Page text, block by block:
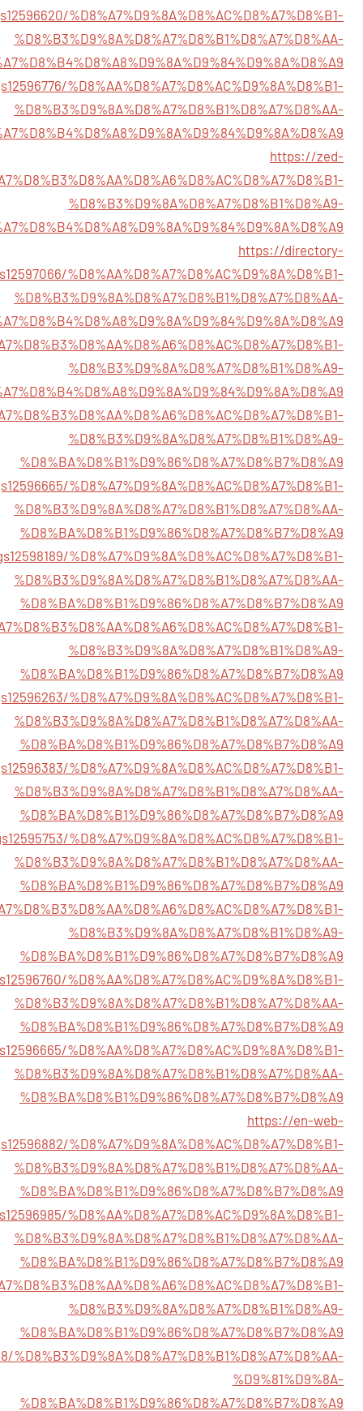
%D8%A7%D9%8A%D8%AC%D8%A7%D8%B1-
%D8%B3%D9%8A%D8%A7%D8%B1%D8%A7%D8%AA-
%D8%AA%D8%A7%D8%AC%D9%8A%D8%B1-
%D8%B3%D9%8A%D8%A7%D8%B1%D8%A7%D8%AA-
https://zed-
%D8%B3%D9%8A%D8%A7%D8%B1%D8%A9-
https://directory-
%D8%AA%D8%A7%D8%AC%D9%8A%D8%B1-
%D8%B3%D9%8A%D8%A7%D8%B1%D8%A7%D8%AA-
%D8%B3%D9%8A%D8%A7%D8%B1%D8%A9-
%D8%B3%D9%8A%D8%A7%D8%B1%D8%A9-
%D8%BA%D8%B1%D9%86%D8%A7%D8%B7%D8%A9
%D8%A7%D9%8A%D8%AC%D8%A7%D8%B1-
%D8%B3%D9%8A%D8%A7%D8%B1%D8%A7%D8%AA-
%D8%BA%D8%B1%D9%86%D8%A7%D8%B7%D8%A9
%D8%A7%D9%8A%D8%AC%D8%A7%D8%B1-
%D8%B3%D9%8A%D8%A7%D8%B1%D8%A7%D8%AA-
%D8%BA%D8%B1%D9%86%D8%A7%D8%B7%D8%A9
%D8%B3%D9%8A%D8%A7%D8%B1%D8%A9-
%D8%BA%D8%B1%D9%86%D8%A7%D8%B7%D8%A9
%D8%A7%D9%8A%D8%AC%D8%A7%D8%B1-
%D8%B3%D9%8A%D8%A7%D8%B1%D8%A7%D8%AA-
%D8%BA%D8%B1%D9%86%D8%A7%D8%B7%D8%A9
%D8%A7%D9%8A%D8%AC%D8%A7%D8%B1-
%D8%B3%D9%8A%D8%A7%D8%B1%D8%A7%D8%AA-
%D8%BA%D8%B1%D9%86%D8%A7%D8%B7%D8%A9
%D8%A7%D9%8A%D8%AC%D8%A7%D8%B1-
%D8%B3%D9%8A%D8%A7%D8%B1%D8%A7%D8%AA-
%D8%BA%D8%B1%D9%86%D8%A7%D8%B7%D8%A9
%D8%B3%D9%8A%D8%A7%D8%B1%D8%A9-
%D8%BA%D8%B1%D9%86%D8%A7%D8%B7%D8%A9
%D8%AA%D8%A7%D8%AC%D9%8A%D8%B1-
%D8%B3%D9%8A%D8%A7%D8%B1%D8%A7%D8%AA-
%D8%BA%D8%B1%D9%86%D8%A7%D8%B7%D8%A9
%D8%AA%D8%A7%D8%AC%D9%8A%D8%B1-
%D8%B3%D9%8A%D8%A7%D8%B1%D8%A7%D8%AA-
%D8%BA%D8%B1%D9%86%D8%A7%D8%B7%D8%A9
https://en-web-
%D8%A7%D9%8A%D8%AC%D8%A7%D8%B1-
%D8%B3%D9%8A%D8%A7%D8%B1%D8%A7%D8%AA-
%D8%BA%D8%B1%D9%86%D8%A7%D8%B7%D8%A9
%D8%AA%D8%A7%D8%AC%D9%8A%D8%B1-
%D8%B3%D9%8A%D8%A7%D8%B1%D8%A7%D8%AA-
%D8%BA%D8%B1%D9%86%D8%A7%D8%B7%D8%A9
%D8%B3%D9%8A%D8%A7%D8%B1%D8%A9-
%D8%BA%D8%B1%D9%86%D8%A7%D8%B7%D8%A9
%D9%81%D9%8A-
%D8%BA%D8%B1%D9%86%D8%A7%D8%B7%D8%A9